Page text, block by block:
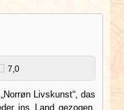
7,0
Livskunst“, das
ins Land gezogen.